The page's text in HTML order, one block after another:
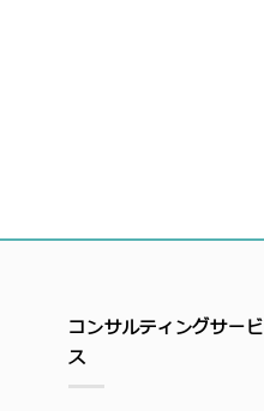
コンサルティングサービ
ス